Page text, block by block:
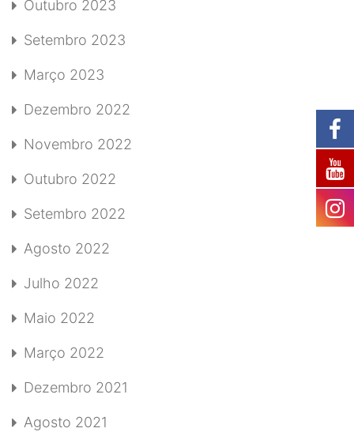
Outubro 2023
Setembro 2023
Março 2023
Dezembro 2022
Novembro 2022
Outubro 2022
Setembro 2022
Agosto 2022
Julho 2022
Maio 2022
Março 2022
Dezembro 2021
Agosto 2021